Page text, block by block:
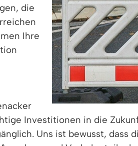
die
Ihre
Investitionen in die
Uns ist bewusst, dass